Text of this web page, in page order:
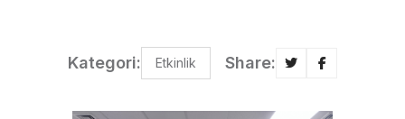
Kategori: Etkinlik Share: